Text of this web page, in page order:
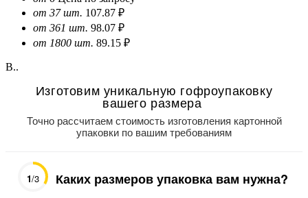
от 37 шт. 107.87 ₽
от 361 шт. 98.07 ₽
от 1800 шт. 89.15 ₽
В..
Изготовим уникальную гофроупаковку
вашего размера
Точно рассчитаем стоимость изготовления картонной
упаковки по вашим требованиям
1/3 Каких размеров упаковка вам нужна?